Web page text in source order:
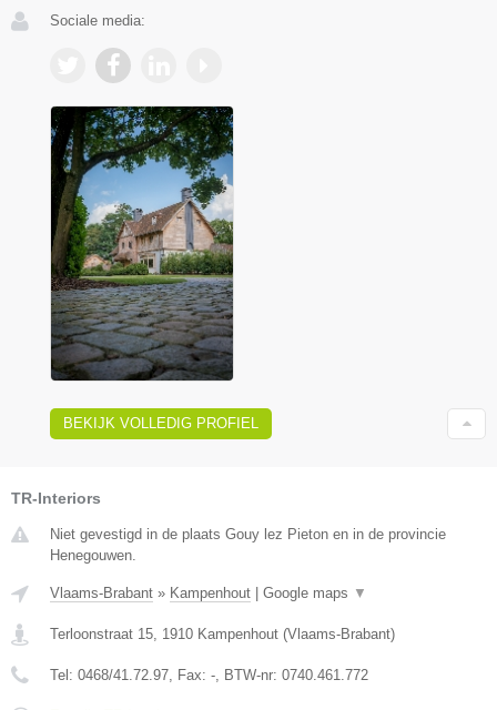
Sociale media:
BEKIJK VOLLEDIG PROFIEL
TR-Interiors
Niet gevestigd in de plaats Gouy lez Pieton en in de provincie
Henegouwen.
Vlaams-Brabant » Kampenhout | Google maps ▼
Terloonstraat 15 1910 Kampenhout (Vlaams-Brabant)
Tel: 0468/41.72.97 , Fax: - , BTW-nr: 0740.461.772